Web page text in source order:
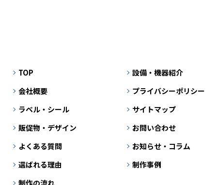
TOP
会社概要
ラベル・シール
販促物・デザイン
よくある質問
選ばれる理由
制作の流れ
設備・機器紹介
プライバシーポリシー
サイトマップ
お問い合わせ
お知らせ・コラム
制作事例